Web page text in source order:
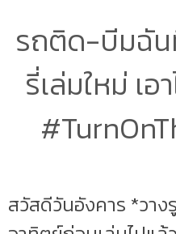
รถติด-บีมฉั
รี่เล่มใหม่ เอ
สวัสดีวันอังคาร *วา